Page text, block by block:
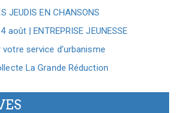
JEUDIS EN CHANSONS
août | ENTREPRISE JEUNESSE
service d’urbanisme
La Grande Réduction